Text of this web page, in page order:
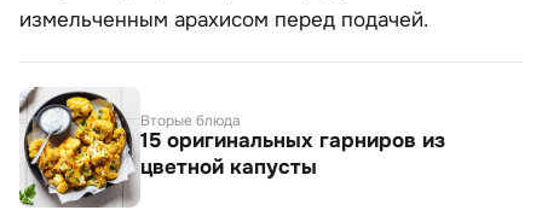
измельченным арахисом перед подачей.
Вторые блюда
15 оригинальных гарниров из
цветной капусты